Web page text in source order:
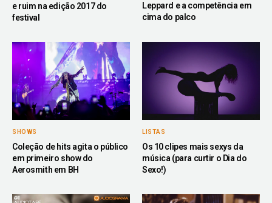
e ruim na edição 2017 do
festival
Leppard e a competência em
cima do palco
SHOWS
Coleção de hits agita o público
em primeiro show do
Aerosmith em BH
LISTAS
Os 10 clipes mais sexys da
música (para curtir o Dia do
Sexo!)